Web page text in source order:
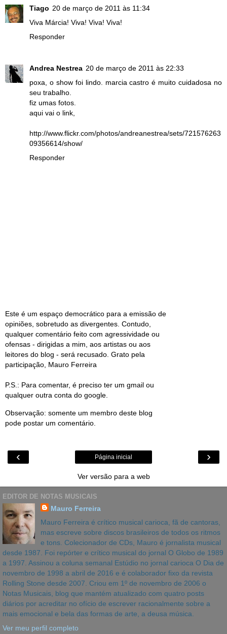
Tiago 20 de março de 2011 às 11:34
Viva Márcia! Viva! Viva! Viva!
Responder
Andrea Nestrea 20 de março de 2011 às 22:33
poxa, o show foi lindo. marcia castro é muito cuidadosa no
seu trabalho.
fiz umas fotos.
aqui vai o link,
http://www.flickr.com/photos/andreanestrea/sets/721576263
09356614/show/
Responder
Este é um espaço democrático para a emissão de
opiniões, sobretudo as divergentes. Contudo,
qualquer comentário feito com agressividade ou
ofensas - dirigidas a mim, aos artistas ou aos
leitores do blog - será recusado. Grato pela
participação, Mauro Ferreira
P.S.: Para comentar, é preciso ter um gmail ou
qualquer outra conta do google.
Observação: somente um membro deste blog
pode postar um comentário.
‹ ›
Página inicial
Ver versão para a web
EDITOR DE NOTAS MUSICAIS
Mauro Ferreira
Mauro Ferreira é crítico musical carioca, fã de cantoras,
mas escreve sobre discos brasileiros de todos os ritmos
e tons. Colecionador de CDs, Mauro é jornalista musical
desde 1987. Foi repórter e crítico musical do jornal O Globo de 1989
a 1997. Assinou a coluna semanal Estúdio no jornal carioca O Dia de
novembro de 1998 a abril de 2016 e é colaborador fixo da revista
Rolling Stone desde 2007. Criou em 1º de novembro de 2006 o
Notas Musicais, blog que mantém atualizado com quatro posts
diários por acreditar no ofício de escrever racionalmente sobre a
mais emocional e bela das formas de arte, a deusa música.
Ver meu perfil completo